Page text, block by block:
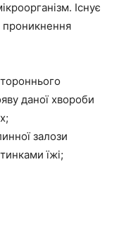
Існує
проникнення
даної хвороби
залози
їжі;